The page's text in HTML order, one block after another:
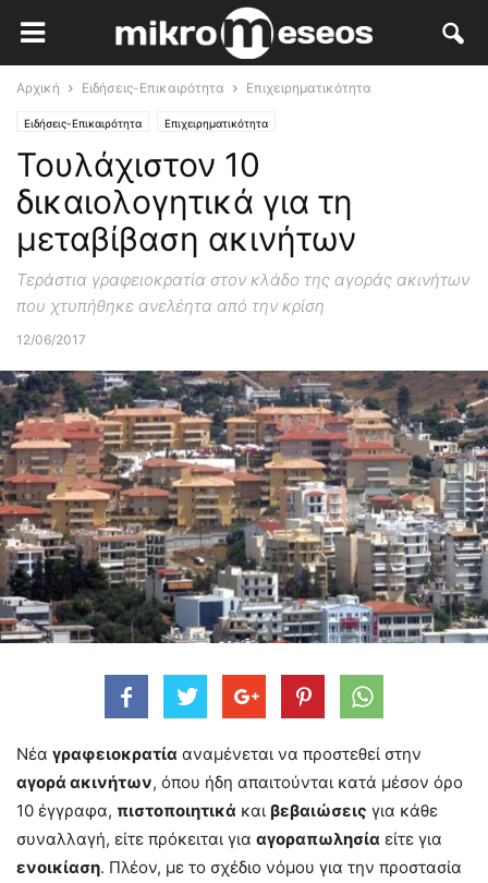
Αρχική Ειδήσεις-Επικαιρότητα Επιχειρηματικότητα
Ειδήσεις-Επικαιρότητα Επιχειρηματικότητα
Τουλάχιστον 10
δικαιολογητικά για τη
μεταβίβαση ακινήτων
Τεράστια γραφειοκρατία στον κλάδο της αγοράς ακινήτων
που χτυπήθηκε ανελέητα από την κρίση
12/06/2017
Νέα γραφειοκρατία αναμένεται να προστεθεί στην
αγορά ακινήτων, όπου ήδη απαιτούνται κατά μέσον όρο
10 έγγραφα, πιστοποιητικά και βεβαιώσεις για κάθε
συναλλαγή, είτε πρόκειται για αγοραπωλησία είτε για
ενοικίαση. Πλέον, με το σχέδιο νόμου για την προστασία